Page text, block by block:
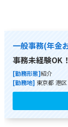
一般事務(年金
事務未経験OK
[勤務形態]紹介
[勤務地] 東京都 港区